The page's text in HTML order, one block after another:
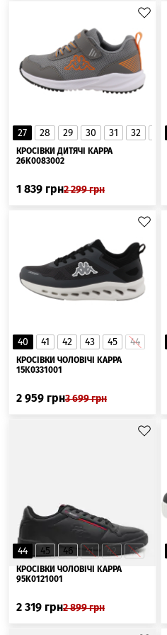
27 28 29 30 31 32
КРОСІВКИ ДИТЯЧІ KAPPA
26K0083002
1 839 грн2 299грн
40 41 42 43 45 44
КРОСІВКИ ЧОЛОВІЧІ KAPPA
15K0331001
2 959 грн3 699грн
44 45 46 41 42 43
КРОСІВКИ ЧОЛОВІЧІ KAPPA
95K0121001
2 319 грн2 899грн